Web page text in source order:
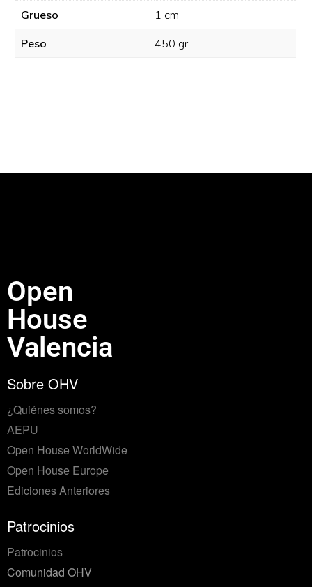
Grueso 1 cm
Peso 450 gr
Open
House
Valencia
Sobre OHV
¿Quiénes somos?
AEPU
Open House WorldWide
Open House Europe
Ediciones Anteriores
Patrocinios
Patrocinios
Comunidad OHV